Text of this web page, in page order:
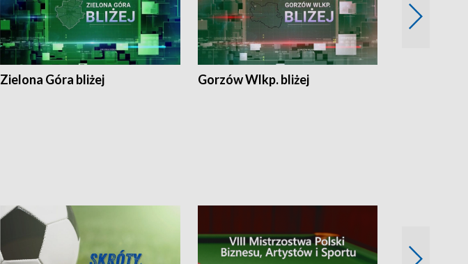
Zielona Góra bliżej Gorzów Wlkp. bliżej